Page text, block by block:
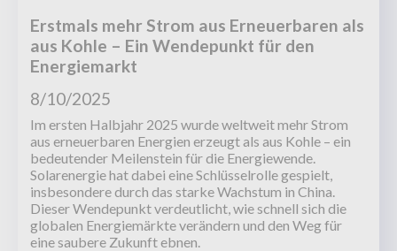
Erstmals mehr Strom aus Erneuerbaren als
aus Kohle – Ein Wendepunkt für den
Energiemarkt
8/10/2025
Im ersten Halbjahr 2025 wurde weltweit mehr Strom
aus erneuerbaren Energien erzeugt als aus Kohle – ein
bedeutender Meilenstein für die Energiewende.
Solarenergie hat dabei eine Schlüsselrolle gespielt,
insbesondere durch das starke Wachstum in China.
Dieser Wendepunkt verdeutlicht, wie schnell sich die
globalen Energiemärkte verändern und den Weg für
eine saubere Zukunft ebnen.